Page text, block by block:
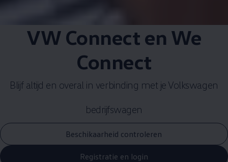
VW Connect en We
Connect
Blijf altijd en overal in verbinding met je Volkswagen
bedrijfswagen
Beschikaarheid controleren
Registratie en login